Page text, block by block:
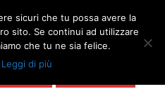
sicuri che tu possa avere la
sito. Se continui ad utilizzare
che tu ne sia felice.
Leggi di più